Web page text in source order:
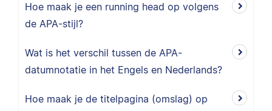
Hoe maak je een running head op volgens
de APA-stijl?
Wat is het verschil tussen de APA-
datumnotatie in het Engels en Nederlands?
Hoe maak je de titelpagina (omslag) op